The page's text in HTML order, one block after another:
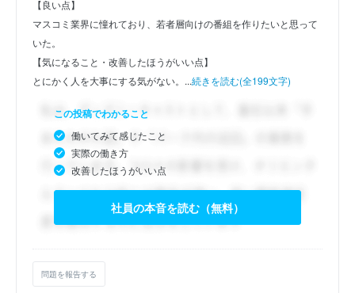
【良い点】
マスコミ業界に憧れており、若者層向けの番組を作りたいと思って
いた。
【気になること・改善したほうがいい点】
とにかく人を大事にする気がない。...続きを読む(全199文字)
この投稿でわかること
働いてみて感じたこと
実際の働き方
改善したほうがいい点
社員の本音を読む（無料）
問題を報告する